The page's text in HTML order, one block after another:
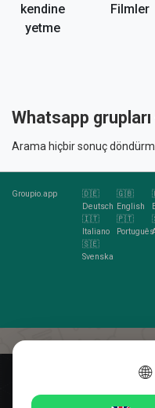
kendine
yetme
Filmler
Whatsapp
Arama hiçbir sonuç
Groupio.app
🇩🇪
Deutsch
🇬🇧
English
🇮🇹
Italiano
🇵🇹
Português
🇸🇪
Svenska
Kurabiye sever misin?
🌐